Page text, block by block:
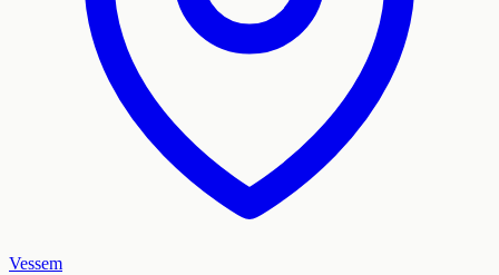
Vessem